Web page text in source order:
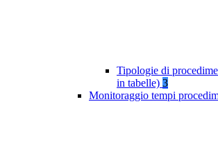
Tipologie di
in tabelle) 3
Monitoraggio tempi